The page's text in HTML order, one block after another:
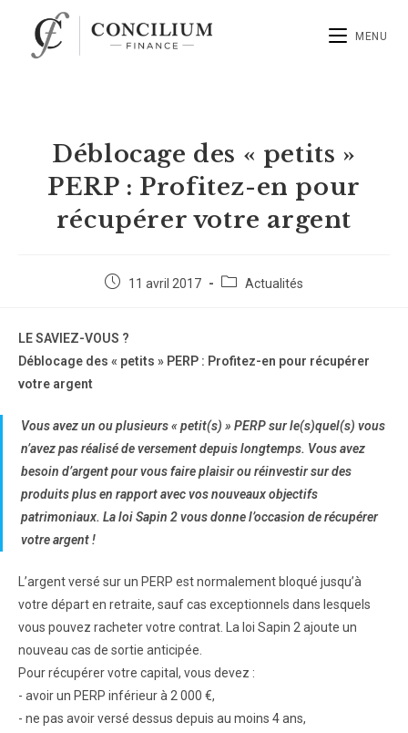
MENU
Déblocage des « petits »
PERP : Profitez-en pour
récupérer votre argent
11 avril 2017 Actualités
LE SAVIEZ-VOUS ?
Déblocage des « petits » PERP : Profitez-en pour récupérer
votre argent
Vous avez un ou plusieurs « petit(s) » PERP sur le(s)quel(s) vous
n’avez pas réalisé de versement depuis longtemps. Vous avez
besoin d’argent pour vous faire plaisir ou réinvestir sur des
produits plus en rapport avec vos nouveaux objectifs
patrimoniaux. La loi Sapin 2 vous donne l’occasion de récupérer
votre argent !
L’argent versé sur un PERP est normalement bloqué jusqu’à
votre départ en retraite, sauf cas exceptionnels dans lesquels
vous pouvez racheter votre contrat. La loi Sapin 2 ajoute un
nouveau cas de sortie anticipée.
Pour récupérer votre capital, vous devez :
- avoir un PERP inférieur à 2 000 €,
- ne pas avoir versé dessus depuis au moins 4 ans,